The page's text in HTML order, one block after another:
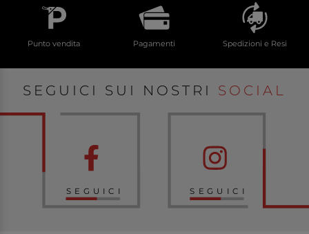
Punto vendita Pagamenti Spedizioni e Resi
SEGUICI SUI NOSTRI SOCIAL
SEGUICI SEGUICI